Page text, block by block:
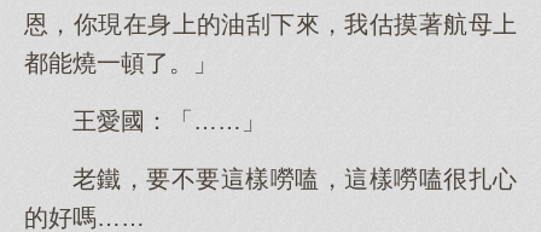
恩，你現在身上的油刮下來，我估摸著航母上
都能燒一頓了。」
王愛國：「……」
老鐵，要不要這樣嘮嗑，這樣嘮嗑很扎心
的好嗎……